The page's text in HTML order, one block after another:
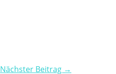
Nächster Beitrag →